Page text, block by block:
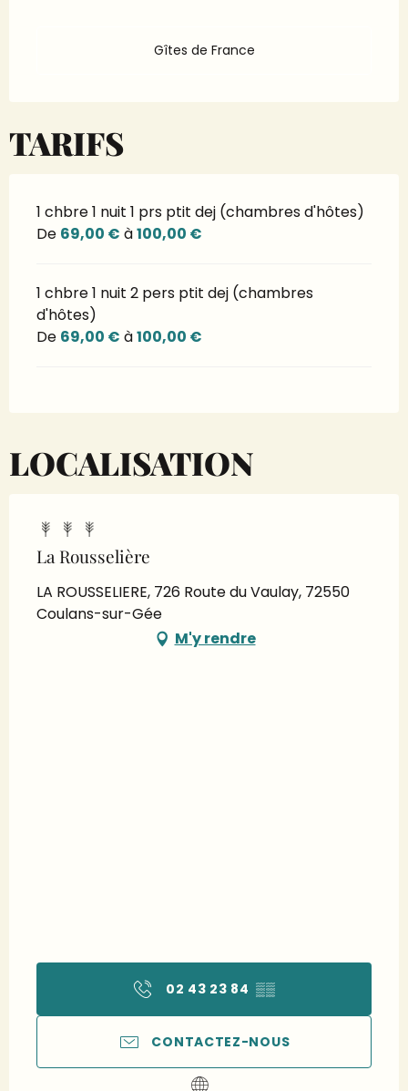
Gîtes de France
TARIFS
1 chbre 1 nuit 1 prs ptit dej (chambres d'hôtes)
De 69,00 € à100,00 €
1 chbre 1 nuit 2 pers ptit dej (chambres
d'hôtes)
De 69,00 € à100,00 €
LOCALISATION
La Rousselière
LA ROUSSELIERE, 726 Route du Vaulay, 72550
Coulans-sur-Gée
M'y rendre
02 43 23 84▒▒
CONTACTEZ-NOUS